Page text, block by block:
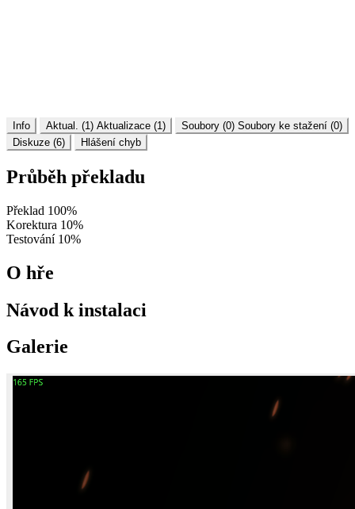
Info Aktual. (1) Aktualizace (1) Soubory (0) Soubory ke stažení (0)
Diskuze (6)
Hlášení chyb
Průběh překladu
Překlad 100%
Korektura 10%
Testování 10%
O hře
Návod k instalaci
Galerie